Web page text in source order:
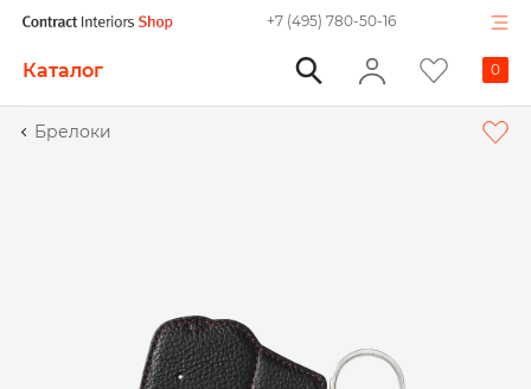
+7 (495) 780-50-16
0
Каталог
Брелоки